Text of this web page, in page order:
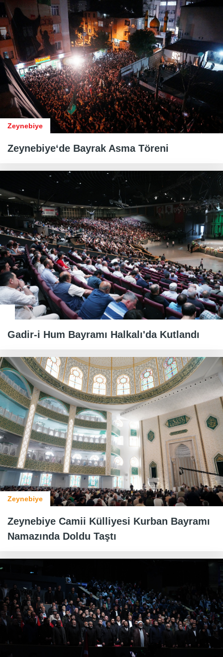
Zeynebiye
Zeynebiye‘de Bayrak Asma Töreni
Gadir-i Hum Bayramı Halkalı'da Kutlandı
Zeynebiye
Zeynebiye Camii Külliyesi Kurban Bayramı
Namazında Doldu Taştı